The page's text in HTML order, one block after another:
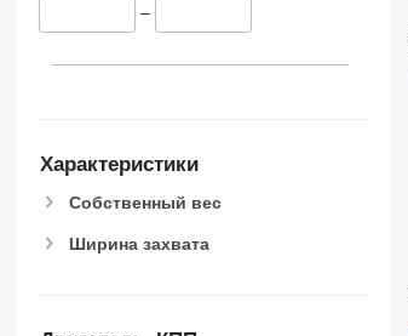
–
Характеристики
Собственный вес
Ширина захвата